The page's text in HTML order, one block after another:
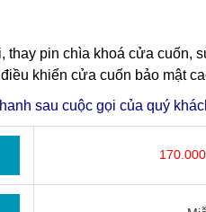
pin chìa khoá cửa cuốn,
khiển cửa cuốn bảo mật
sau cuộc gọi của quý